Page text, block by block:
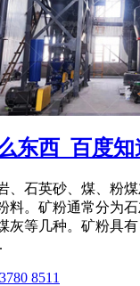
东西_百度知
、石英砂、煤、粉
料。矿粉通常分为
灰等几种。矿粉具
8511